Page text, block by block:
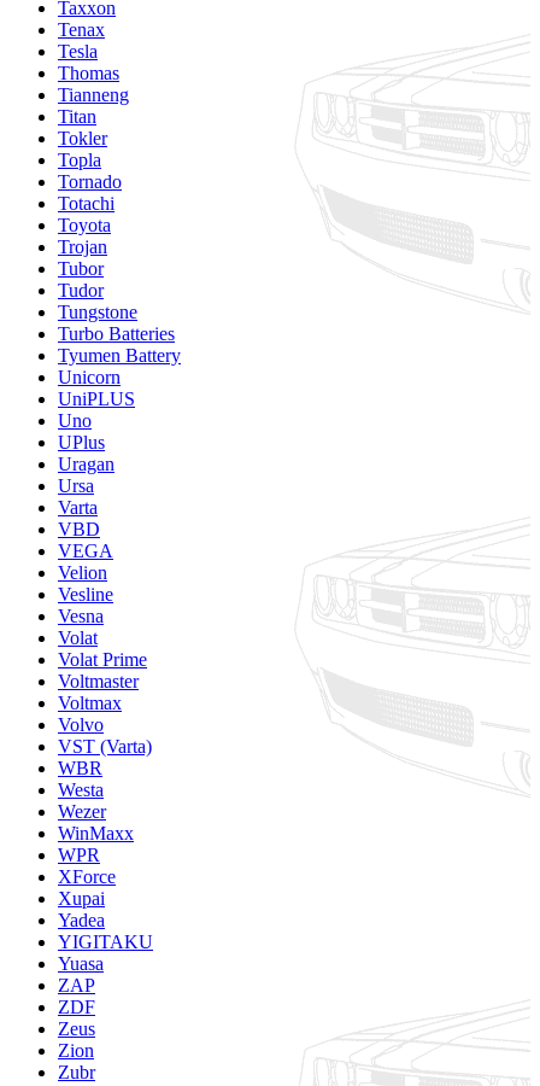
Taxxon
Tenax
Tesla
Thomas
Tianneng
Titan
Tokler
Topla
Tornado
Totachi
Toyota
Trojan
Tubor
Tudor
Tungstone
Turbo Batteries
Tyumen Battery
Unicorn
UniPLUS
Uno
UPlus
Uragan
Ursa
Varta
VBD
VEGA
Velion
Vesline
Vesna
Volat
Volat Prime
Voltmaster
Voltmax
Volvo
VST (Varta)
WBR
Westa
Wezer
WinMaxx
WPR
XForce
Xupai
Yadea
YIGITAKU
Yuasa
ZAP
ZDF
Zeus
Zion
Zubr